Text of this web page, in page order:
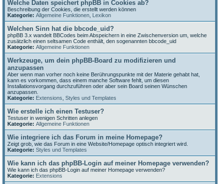
Welche Daten speichert phpBB in Cookies ab?
Beschreibung der Cookies, die erstellt werden können
Kategorie: Allgemeine Funktionen Lexikon
Welchen Sinn hat die bbcode_uid?
phpBB 3.x wandelt BBCodes beim Abspeichern in eine Zwischenversion um, welche
zusätzlich einen seltsamen Code enthält, den sogenannten bbcode_uid
Kategorie: Allgemeine Funktionen
Werkzeuge, um dein phpBB-Board zu modifizieren und
anzupassen
Aber wenn man vorher noch keine Berührungspunkte mit der Materie gehabt hat,
kann es vorkommen, dass einem manche Software fehlt, um diesen
Installationsvorgang durchzuführen oder aber sein Board seinen Wünschen
anzupassen.
Kategorie: Extensions Styles und Templates
Wie erstelle ich einen Testuser?
Testuser in wenigen Schritten anlegen
Kategorie: Allgemeine Funktionen
Wie integriere ich das Forum in meine Homepage?
Zeigt grob, wie das Forum in eine Website/Homepage optisch integriert wird.
Kategorie: Styles und Templates
Wie kann ich das phpBB-Login auf meiner Homepage verwenden?
Wie kann ich das phpBB-Login auf meiner Homepage verwenden?
Kategorie: Extensions